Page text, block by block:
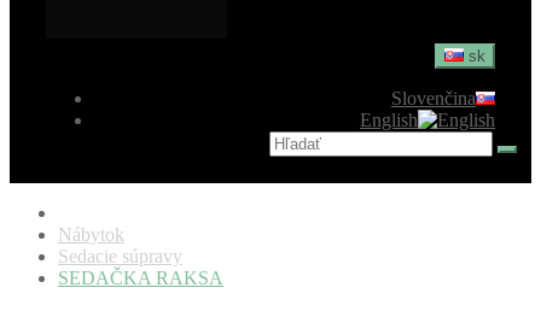
sk
Slovenčina
English
Nábytok
Sedacie súpravy
SEDAČKA RAKSA